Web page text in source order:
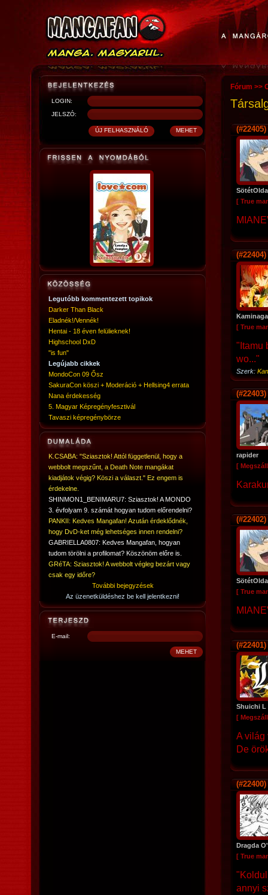
LOGIN:
JELSZÓ:
Legutóbb kommentezett topikok
Darker Than Black
Eladnék!/Vennék!
Hentai - 18 éven felülieknek!
Highschool DxD
"is fun"
Legújabb cikkek
MondoCon 09 Ősz
SakuraCon köszi + Moderáció + Hellsing4 errata
Nana érdekesség
5. Magyar Képregényfesztivál
Tavaszi képregénybörze
K.CSABA: "Sziasztok! Attól függetlenül, hogy a
webbolt megszűnt, a Death Note mangákat
kiadjátok végig? Köszi a választ." Ez engem is
érdekelne.
SHINMON1_BENIMARU7: Sziasztok! A MONDO
3. évfolyam 9. számát hogyan tudom előrendelni?
PANKII: Kedves Mangafan! Azután érdeklődnék,
hogy DvD-ket még lehetséges innen rendelni?
GABRIELLA0807: Kedves Mangafan, hogyan
tudom törölni a profilomat? Köszönöm előre is.
GRéTA: Sziasztok! A webbolt végleg bezárt vagy
csak egy időre?
További bejegyzések
Az üzenetküldéshez be kell jelentkezni!
E-mail:
Fórum >>
(#22405)
[ True
(#22404)
Kaminaga
[ True
"Itamu
wo..."
Szerk:
(#22403)
rapider
[
(#22402)
[ True
(#22401)
Shuichi L
[
A világ
De
(#22400)
Dragda
[ True
annyi